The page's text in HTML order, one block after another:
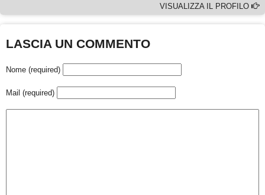
VISUALIZZA IL PROFILO
LASCIA UN COMMENTO
Nome (required)
Mail (required)